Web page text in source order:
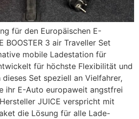
für den Europäischen E-
BOOSTER 3 air Traveller Set
mobile Ladestation für
für höchste Flexibilität und
Set speziell an Vielfahrer,
ihr E-Auto europaweit angstfrei
JUICE verspricht mit
die Lösung für alle Lade-